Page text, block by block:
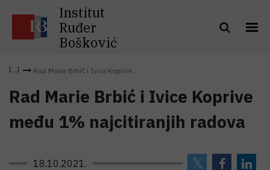
Institut
Ruđer
Bošković
Rad Marie Brbić i Ivice Koprive...
Rad Marie Brbić i Ivice Koprive
među 1% najcitiranjih radova
18.10.2021.